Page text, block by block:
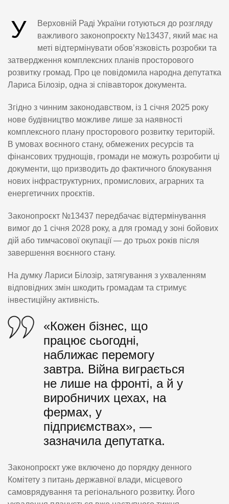
У
Верховній Раді України готуються до розгляду
важливого законопроєкту №13437, який має на
меті відтермінувати обов’язковість розробки та
затвердження комплексних планів просторового
розвитку громад. Про це повідомила народна депутатка
Лариса Білозір, одна зі співавторок документа.
Згідно з чинним законодавством, із 1 січня 2025 року
нове будівництво можливе лише за наявності
комплексного плану просторового розвитку територій.
В умовах воєнного стану, обмежених ресурсів та
фінансових труднощів, громади не можуть розробити ці
документи, що призводить до фактичного блокування
нових інфраструктурних, промислових, аграрних та
енергетичних проєктів.
Законопроєкт №13437 передбачає відтермінування
вимог до 1 січня 2028 року, а для громад у зоні бойових
дій або тимчасової окупації — до трьох років після
завершення воєнного стану.
На думку Лариси Білозір, затягування з ухваленням
відповідних змін шкодить громадам та стримує
інвестиційну активність.
«Кожен бізнес, що
працює сьогодні,
наближає перемогу
завтра. Війна виграється
не лише на фронті, а й у
виробничих цехах, на
фермах, у
підприємствах», —
зазначила депутатка.
Законопроєкт уже включено до порядку денного
Комітету з питань державної влади, місцевого
самоврядування та регіонального розвитку. Його